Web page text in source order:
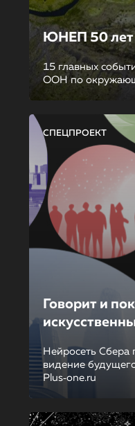
ЮНЕП 50 лет
15 главных
ООН по
СПЕЦПРОЕКТ
Говорит и
Нейросеть Сбера
видение
Plus‑one.ru